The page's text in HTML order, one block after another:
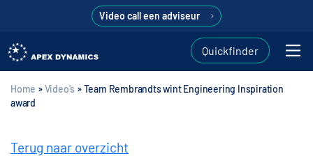
Video call een adviseur
Quickfinder
Home »Video's »Team Rembrandts wint Engineering Inspiration
award
Terug naar overzicht